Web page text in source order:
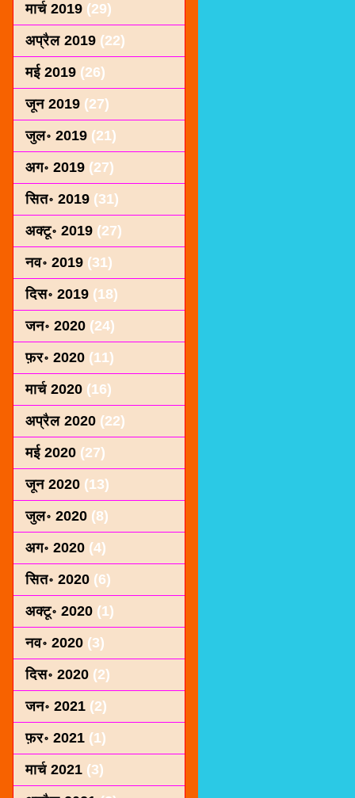
मार्च 2019 (29)
अप्रैल 2019 (22)
मई 2019 (26)
जून 2019 (27)
जुल॰ 2019 (21)
अग॰ 2019 (27)
सित॰ 2019 (31)
अक्टू॰ 2019 (27)
नव॰ 2019 (31)
दिस॰ 2019 (18)
जन॰ 2020 (24)
फ़र॰ 2020 (11)
मार्च 2020 (16)
अप्रैल 2020 (22)
मई 2020 (27)
जून 2020 (13)
जुल॰ 2020 (8)
अग॰ 2020 (4)
सित॰ 2020 (6)
अक्टू॰ 2020 (1)
नव॰ 2020 (3)
दिस॰ 2020 (2)
जन॰ 2021 (2)
फ़र॰ 2021 (1)
मार्च 2021 (3)